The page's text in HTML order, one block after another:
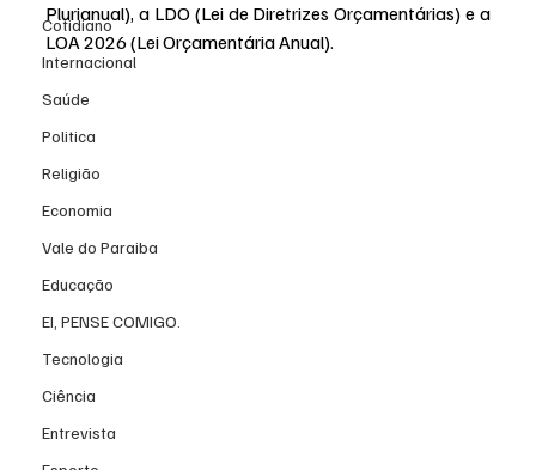
Cotidiano
Internacional
Saúde
Politica
Religião
Economia
Vale do Paraiba
Educação
EI, PENSE COMIGO.
Tecnologia
Ciência
Entrevista
Plurianual), a LDO (Lei de Diretrizes Orçamentárias) e a
LOA 2026 (Lei Orçamentária Anual).